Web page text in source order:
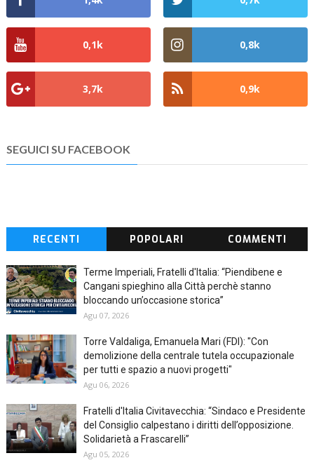
0,1k 0,8k
3,7k 0,9k
SEGUICI SU FACEBOOK
RECENTI POPOLARI COMMENTI
Terme Imperiali, Fratelli d'Italia: “Piendibene e
Cangani spieghino alla Città perchè stanno
bloccando un’occasione storica”
Agu 07, 2026
Torre Valdaliga, Emanuela Mari (FDI): "Con
demolizione della centrale tutela occupazionale
per tutti e spazio a nuovi progetti"
Agu 06, 2026
Fratelli d'Italia Civitavecchia: “Sindaco e Presidente
del Consiglio calpestano i diritti dell’opposizione.
Solidarietà a Frascarelli”
Agu 05, 2026